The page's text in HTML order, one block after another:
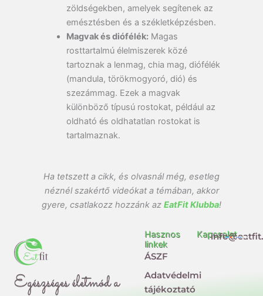
zöldségekben, amelyek segítenek az
emésztésben és a székletképzésben.
Magvak és diófélék:Magas
rosttartalmú élelmiszerek közé
tartoznak a lenmag, chia mag, diófélék
(mandula, törökmogyoró, dió) és
szezámmag. Ezek a magvak
különböző típusú rostokat, például az
oldható és oldhatatlan rostokat is
tartalmaznak.
Ha tetszett a cikk, és olvasnál még, esetleg
néznél szakértő videókat a témában, akkor
gyere, csatlakozz hozzánk az EatFit Klubba!
Egészséges életmód a
Hasznos
linkek
ÁSZF
Adatvédelmi
tájékoztató
Kapcsolat